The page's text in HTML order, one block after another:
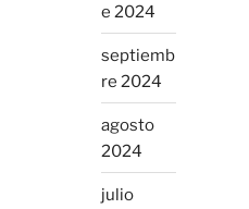
e 2024
septiemb
re 2024
agosto
2024
julio